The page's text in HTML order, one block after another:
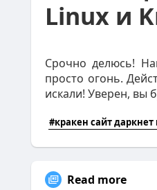
Linux и
Срочно делюсь!
просто огонь.
искали! Уверен, вы
#кракен сайт даркнет
Read more